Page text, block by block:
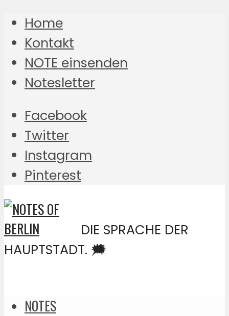
Home
Kontakt
NOTE einsenden
Notesletter
Facebook
Twitter
Instagram
Pinterest
DIE SPRACHE DER
HAUPTSTADT. 🗯️
NOTES